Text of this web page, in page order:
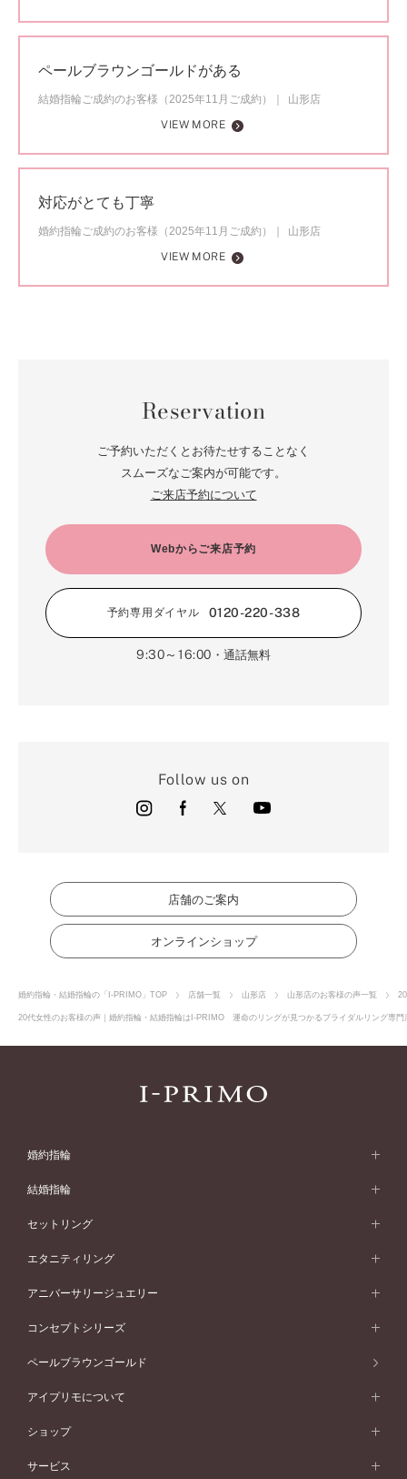
ペールブラウンゴールドがある
結婚指輪ご成約のお客様（2025年11月ご成約）
山形店
VIEW MORE
対応がとても丁寧
婚約指輪ご成約のお客様（2025年11月ご成約）
山形店
VIEW MORE
Reservation
ご予約いただくとお待たせすることなく
スムーズなご案内が可能です。
ご来店予約について
Webからご来店予約
予約専用ダイヤル 0120-220-338
9:30～16:00 ・通話無料
Follow us on
店舗のご案内
オンラインショップ
婚約指輪・結婚指輪の「I-PRIMO」TOP 店舗一覧 山形店 山形店のお客様の声一覧
20代女性のお客様の声｜婚約指輪・結婚指輪はI-PRIMO 運命のリングが見つかるブライダルリング専
婚約指輪
婚約指輪 (エンゲージリング)
婚約指輪一覧
ピンクゴールド
ペールブラウンゴールド
ウェーブライン
V字ライン
ワンサイドメレ
ダブルサイドメレ
シンプル
フェミニン
モード
50万円台～
40万円台～
30万円台～
婚約指輪 人気ランキング
婚約ネックレス
結婚指輪
結婚指輪 (マリッジリング)
結婚指輪一覧
ピンクゴールド
ペールブラウンゴールド
ウェーブライン
V字ライン
ワンメレ
セベラルメレ
シンプル
フェミニン
モード
50万円～
40万円～50万円
セットリング
セットリング
セットリング一覧
ピンクゴールド
ペールブラウンゴールド
エタニティリング
エタニティリング
エタニティリング一覧
ピンクゴールド
ペールブラウンゴールド
アニバーサリージュエリー
アニバーサリージュエリー
アニバーサリージュエリー一覧
ファッションリング
ブレスレット
コンセプトシリーズ
コンセプトシリーズ
オリジンビリーフ
エトワル
ペールブラウンゴールド
アイプリモについて
アイプリモについて
パーソナルハンド診断
ショップ
店舗一覧
サービス